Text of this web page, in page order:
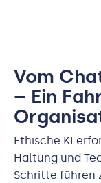
Vom
– Ein
Ethische KI
Haltung und
Schritte führen